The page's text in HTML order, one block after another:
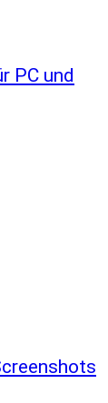
PC und